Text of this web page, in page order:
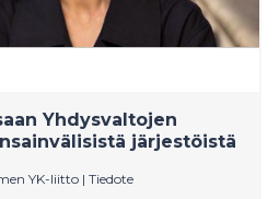
Yhdysvaltojen
järjestöistä
YK-liitto | Tiedote